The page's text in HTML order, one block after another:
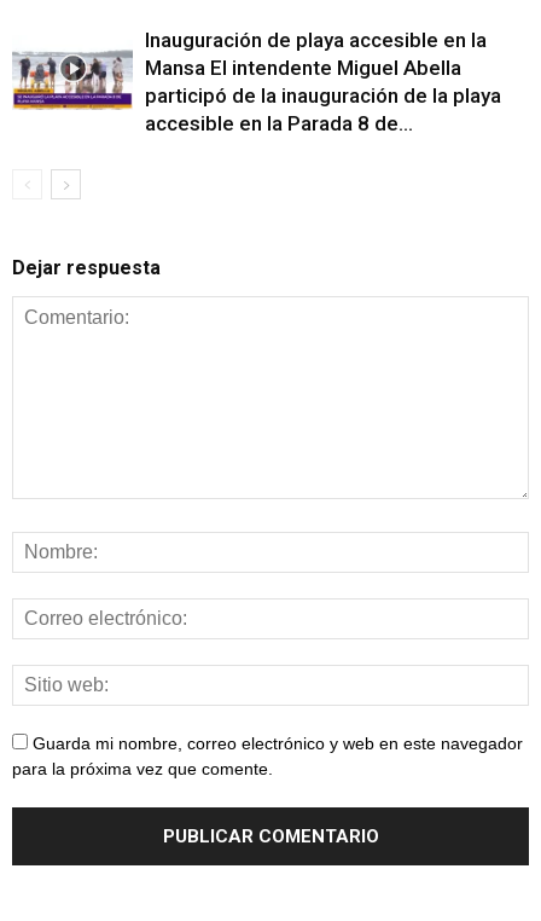
Inauguración de playa accesible en la
Mansa El intendente Miguel Abella
participó de la inauguración de la playa
accesible en la Parada 8 de...
Dejar respuesta
Guarda mi nombre, correo electrónico y web en este navegador
para la próxima vez que comente.